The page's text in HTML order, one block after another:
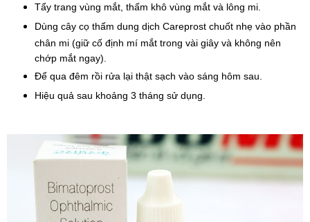
Tẩy trang vùng mắt, thấm khô vùng mắt và lông mi.
Dùng cây cọ thấm dung dịch Careprost chuốt nhẹ vào phần
chân mi (giữ cố định mí mắt trong vài giây và không nên
chớp mắt ngay).
Để qua đêm rồi rửa lại thật sạch vào sáng hôm sau.
Hiệu quả sau khoảng 3 tháng sử dụng.